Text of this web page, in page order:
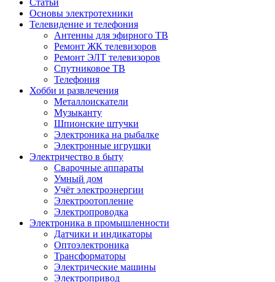
Основы электротехники
Телевидение и телефония
Антенны для эфирного ТВ
Ремонт ЖК телевизоров
Ремонт ЭЛТ телевизоров
Спутниковое ТВ
Телефония
Хобби и развлечения
Металлоискатели
Музыканту
Шпионские штучки
Электроника на рыбалке
Электронные игрушки
Электричество в быту
Сварочные аппараты
Умный дом
Учёт электроэнергии
Электроотопление
Электропроводка
Электроника в промышленности
Датчики и индикаторы
Оптоэлектроника
Трансформаторы
Электрические машины
Электропривод